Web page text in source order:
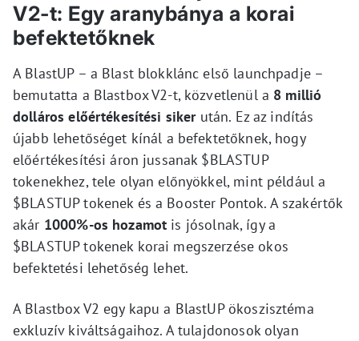
V2-t: Egy aranybánya a korai
befektetőknek
A BlastUP – a Blast blokklánc első launchpadje –
bemutatta a Blastbox V2-t, közvetlenül a 8 millió
dolláros előértékesítési sikerután. Ez az indítás
újabb lehetőséget kínál a befektetőknek, hogy
előértékesítési áron jussanak $BLASTUP
tokenekhez, tele olyan előnyökkel, mint például a
$BLASTUP tokenek és a Booster Pontok. A szakértők
akár 1000%-os hozamot is jósolnak, így a
$BLASTUP tokenek korai megszerzése okos
befektetési lehetőség lehet.
A Blastbox V2 egy kapu a BlastUP ökoszisztéma
exkluzív kiváltságaihoz. A tulajdonosok olyan